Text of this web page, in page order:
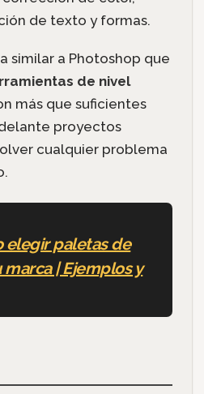
de texto y formas.
similar a Photoshop que
de nivel
más que suficientes
proyectos
cualquier problema
elegir paletas de
| Ejemplos y